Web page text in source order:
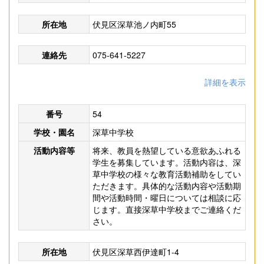
所在地 伏見区深草池ノ内町55
連絡先 075-641-5227
詳細を表示
番号
54
学校・園名
深草中学校
活動内容等
将来、教員を熱望している意欲あふれる
学生を募集しています。活動内容は、深
草中学校の様々な教育活動補助をしてい
ただきます。具体的な活動内容や活動期
間や活動時間・曜日については相談に応
じます。直接深草中学校までご連絡くだ
さい。
所在地 伏見区深草西伊達町1-4